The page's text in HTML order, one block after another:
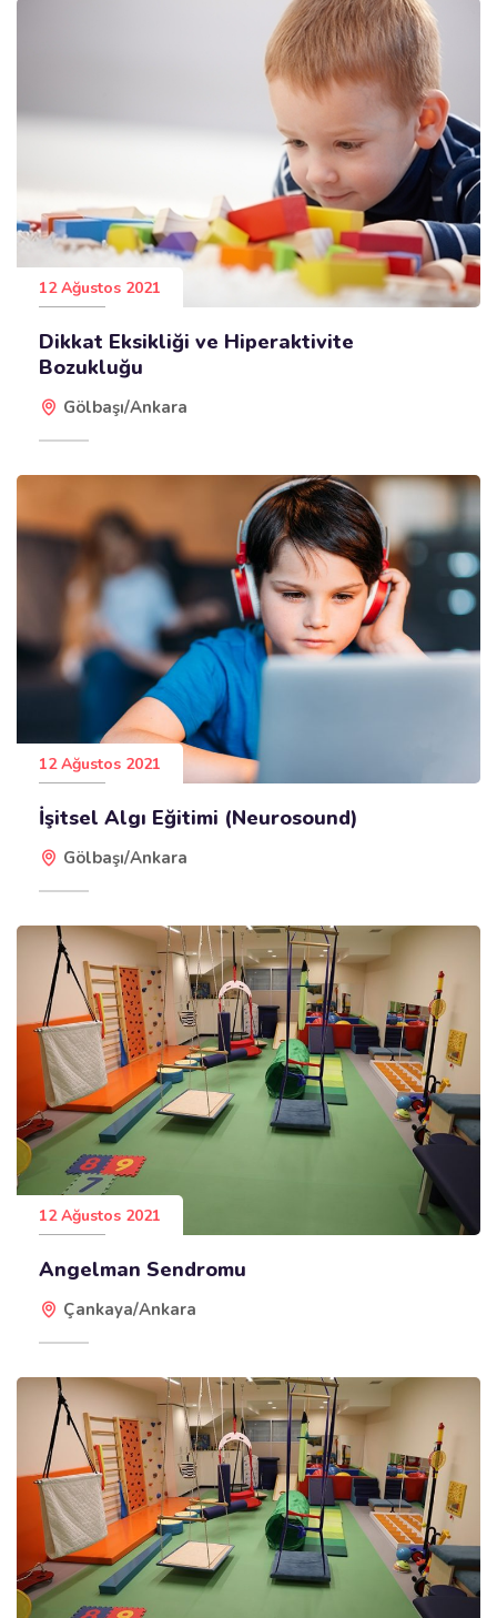
12 Ağustos 2021
Dikkat Eksikliği ve Hiperaktivite
Bozukluğu
Gölbaşı/Ankara
12 Ağustos 2021
İşitsel Algı Eğitimi (Neurosound)
Gölbaşı/Ankara
12 Ağustos 2021
Angelman Sendromu
Çankaya/Ankara